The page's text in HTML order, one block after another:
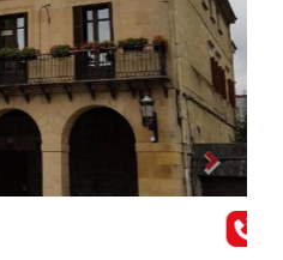
Next